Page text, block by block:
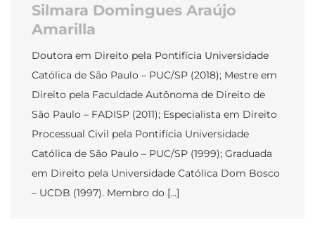
Silmara Domingues Araújo
Amarilla
Doutora em Direito pela Pontifícia Universidade
Católica de São Paulo – PUC/SP (2018); Mestre em
Direito pela Faculdade Autônoma de Direito de
São Paulo – FADISP (2011); Especialista em Direito
Processual Civil pela Pontifícia Universidade
Católica de São Paulo – PUC/SP (1999); Graduada
em Direito pela Universidade Católica Dom Bosco
– UCDB (1997). Membro do […]